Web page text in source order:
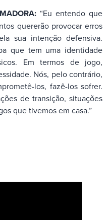
“Eu entendo que
quererão provocar erros
sua intenção defensiva.
que tem uma identidade
Em termos de jogo,
Nós, pelo contrário,
los, fazê-los sofrer.
de transição, situações
que tivemos em casa.”